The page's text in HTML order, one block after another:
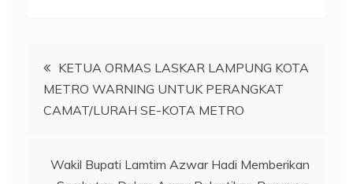
Navigasi
pos
KETUA ORMAS LASKAR LAMPUNG KOTA
METRO WARNING UNTUK PERANGKAT
CAMAT/LURAH SE-KOTA METRO
Wakil Bupati Lamtim Azwar Hadi Memberikan